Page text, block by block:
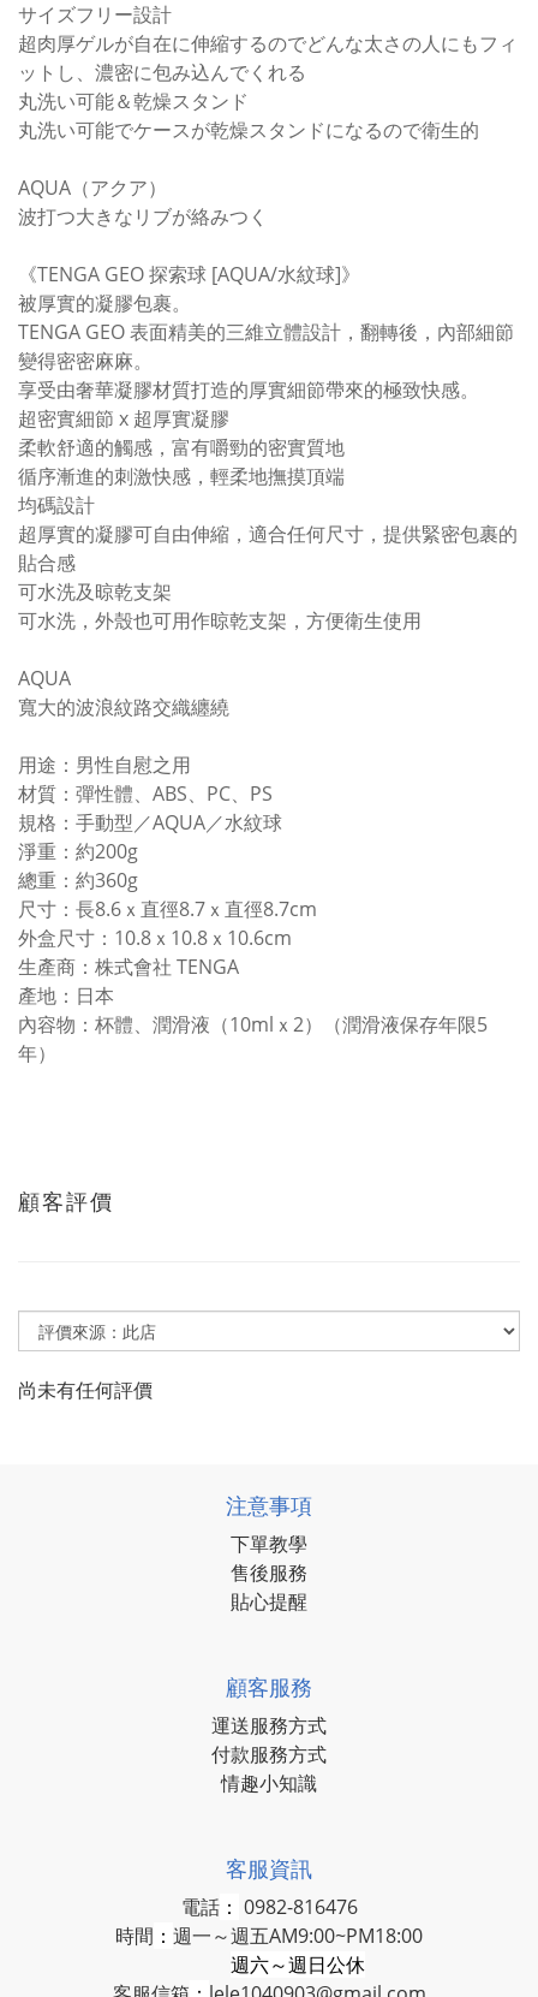
サイズフリー設計​
超肉厚ゲルが自在に伸縮するのでどんな太さの人にもフィ
ットし、濃密に包み込んでくれる
丸洗い可能＆乾燥スタンド​
丸洗い可能でケースが乾燥スタンドになるので衛生的
AQUA（アクア）
波打つ​大きな​リブが​絡みつく​​
《TENGA GEO 探索球 [AQUA/水紋球]》
被厚實的凝膠包裹。
TENGA GEO 表面精美的三維立體設計，翻轉後，內部細節
變得密密麻麻。
享受由奢華凝膠材質打造的厚實細節帶來的極致快感。
超密實細節 x 超厚實凝膠
柔軟舒適的觸感，富有嚼勁的密實質地
循序漸進的刺激快感，輕柔地撫摸頂端
均碼設計
超厚實的凝膠可自由伸縮，適合任何尺寸，提供緊密包裹的
貼合感
可水洗及晾乾支架
可水洗，外殼也可用作晾乾支架，方便衛生使用
AQUA
寬大的波浪紋路交織纏繞
用途：男性自慰之用
材質：彈性體、ABS、PC、PS
規格：手動型／AQUA／水紋球
淨重：約200g
總重：約360g
尺寸：長8.6ｘ直徑8.7ｘ直徑8.7cm
外盒尺寸：10.8ｘ10.8ｘ10.6cm
生產商：株式會社 TENGA
產地：日本
內容物：杯體、潤滑液（10mlｘ2）（潤滑液保存年限5
年）
顧客評價
尚未有任何評價
注意事項
下單教學
售後服務
貼心提醒
顧客服務
運送服務方式
付款服務方式
情趣小知識
客服資訊
電話： 0982-816476
時間 ： 週一～週五AM9:00~PM18:00
週六～週日公休